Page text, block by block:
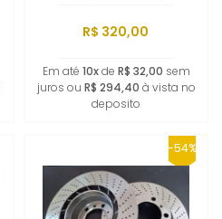
R$ 320,00
Em até 10xde R$ 32,00 sem
juros ou R$ 294,40 à vista no
deposito
-54%